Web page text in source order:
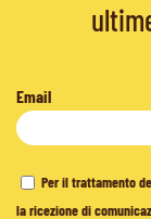
Email
Per il trattamento
la ricezione di